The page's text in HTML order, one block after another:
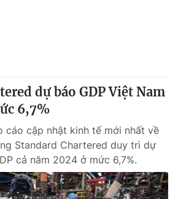
VTV8
English
dự báo GDP Việt Nam
6,7%
cáo cập nhật kinh tế mới nhất về
Standard Chartered duy trì dự
cả năm 2024 ở mức 6,7%.